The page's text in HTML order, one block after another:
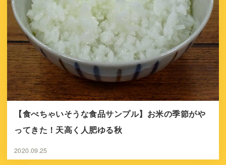
【食べちゃいそうな食品サンプル】お米の季節がや
ってきた！天高く人肥ゆる秋
2020.09.25